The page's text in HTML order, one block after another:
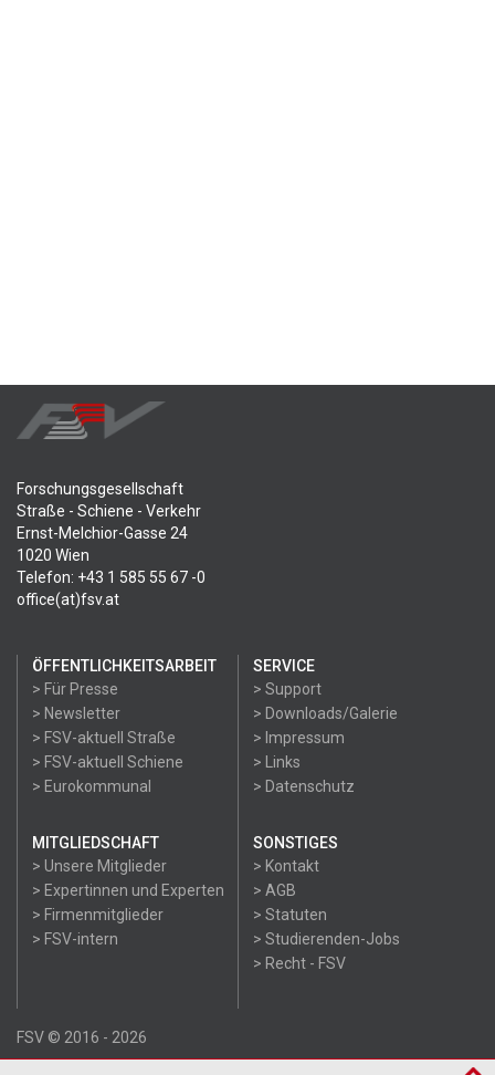
Forschungsgesellschaft
Straße - Schiene - Verkehr
Ernst-Melchior-Gasse 24
1020 Wien
Telefon: +43 1 585 55 67 -0
office(at)fsv.at
ÖFFENTLICHKEITSARBEIT
> Für Presse
> Newsletter
> FSV-aktuell Straße
> FSV-aktuell Schiene
> Eurokommunal
SERVICE
> Support
> Downloads/Galerie
> Impressum
> Links
> Datenschutz
MITGLIEDSCHAFT
> Unsere Mitglieder
> Expertinnen und Experten
> Firmenmitglieder
> FSV-intern
SONSTIGES
> Kontakt
> AGB
> Statuten
> Studierenden-Jobs
> Recht - FSV
FSV © 2016 - 2026